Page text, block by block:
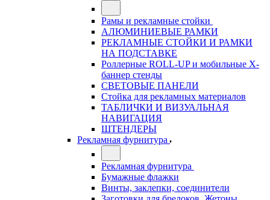
Рамы и рекламные стойки
АЛЮМИНИЕВЫЕ РАМКИ
РЕКЛАМНЫЕ СТОЙКИ И РАМКИ
НА ПОДСТАВКЕ
Роллерные ROLL-UP и мобильные X-
баннер стенды
СВЕТОВЫЕ ПАНЕЛИ
Стойка для рекламных материалов
ТАБЛИЧКИ И ВИЗУАЛЬНАЯ
НАВИГАЦИЯ
ШТЕНДЕРЫ
Рекламная фурнитура
Рекламная фурнитура
Бумажные флажки
Винты, заклепки, соединители